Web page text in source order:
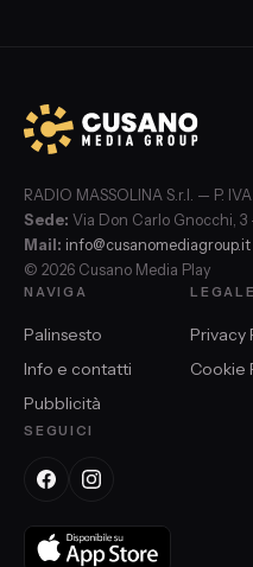
RADIO MASSOLINA S.r.l. — P.
Sede: Via Don Carlo Gnocchi, 3
Mail: info@cusanomediagroup.it
© 2026 Cusano Media Play
NAVIGA
Palinsesto
Info e contatti
Pubblicità
LEGALE
Privacy
Cookie
SEGUICI